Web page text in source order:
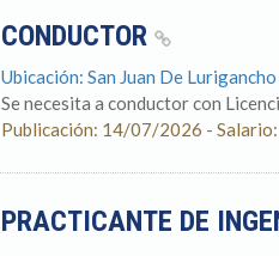
CONDUCTOR
Ubicación: San Juan De
Se necesita a conductor con
Publicación: 14/07/2026 -
PRACTICANTE DE